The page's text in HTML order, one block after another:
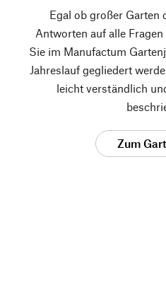
Egal ob großer Garten
Antworten auf alle
Sie im Manufactum
Jahreslauf gegliedert
leicht verständlich
Zum